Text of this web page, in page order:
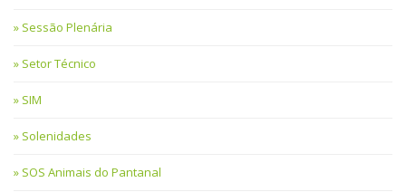
Sessão Plenária
Setor Técnico
SIM
Solenidades
SOS Animais do Pantanal